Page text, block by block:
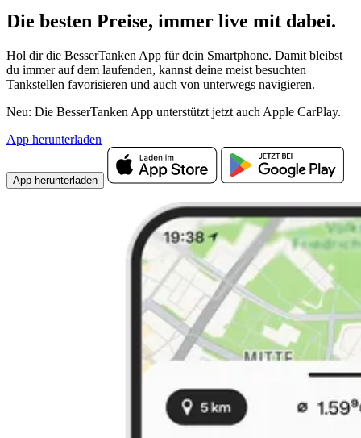
Die besten Preise, immer live mit dabei.
Hol dir die BesserTanken App für dein Smartphone. Damit bleibst
du immer auf dem laufenden, kannst deine meist besuchten
Tankstellen favorisieren und auch von unterwegs navigieren.
Neu: Die BesserTanken App unterstützt jetzt auch Apple CarPlay.
App herunterladen
App herunterladen